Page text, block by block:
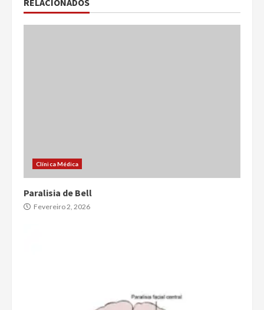
RELACIONADOS
Clínica Médica
Paralisia de Bell
Fevereiro 2, 2026